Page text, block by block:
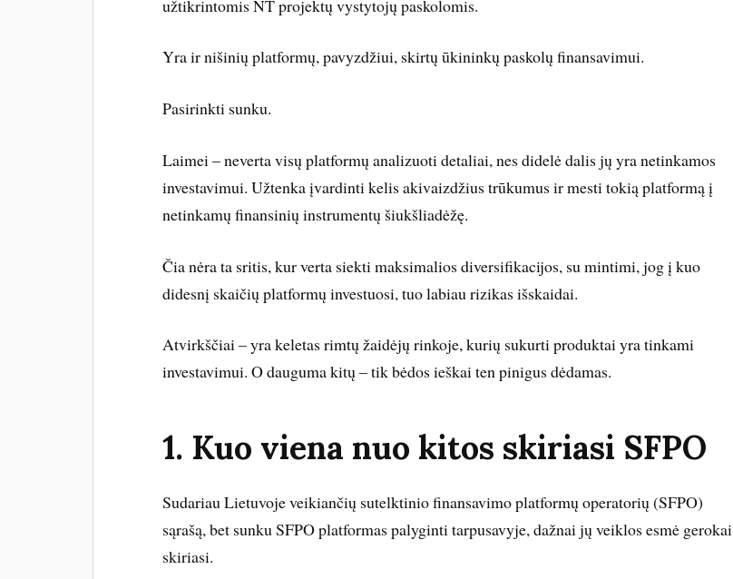
užtikrintomis NT projektų vystytojų paskolomis.
Yra ir nišinių platformų, pavyzdžiui, skirtų ūkininkų paskolų finansavimui.
Pasirinkti sunku.
Laimei – neverta visų platformų analizuoti detaliai, nes didelė dalis jų yra netinkamos
investavimui. Užtenka įvardinti kelis akivaizdžius trūkumus ir mesti tokią platformą į
netinkamų finansinių instrumentų šiukšliadėžę.
Čia nėra ta sritis, kur verta siekti maksimalios diversifikacijos, su mintimi, jog į kuo
didesnį skaičių platformų investuosi, tuo labiau rizikas išskaidai.
Atvirkščiai – yra keletas rimtų žaidėjų rinkoje, kurių sukurti produktai yra tinkami
investavimui. O dauguma kitų – tik bėdos ieškai ten pinigus dėdamas.
1. Kuo viena nuo kitos skiriasi SFPO
Sudariau Lietuvoje veikiančių sutelktinio finansavimo platformų operatorių (SFPO)
sąrašą, bet sunku SFPO platformas palyginti tarpusavyje, dažnai jų veiklos esmė gerokai
skiriasi.